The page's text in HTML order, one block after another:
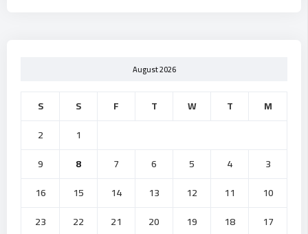
August 2026
M
T
W
T
F
S
S
1
2
3
4
5
6
7
8
9
10
11
12
13
14
15
16
17
18
19
20
21
22
23